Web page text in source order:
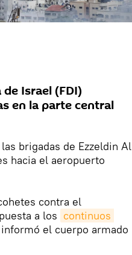
Israel (FDI)
en la parte central
brigadas de Ezzeldin Al
hacia el aeropuerto
contra el
a los continuos
el cuerpo armado